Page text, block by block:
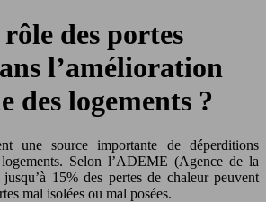
des portes
l’amélioration
des logements ?
une source importante de déperditions
logements. Selon l’ADEME (Agence de la
15% des pertes de chaleur peuvent
mal isolées ou mal posées.